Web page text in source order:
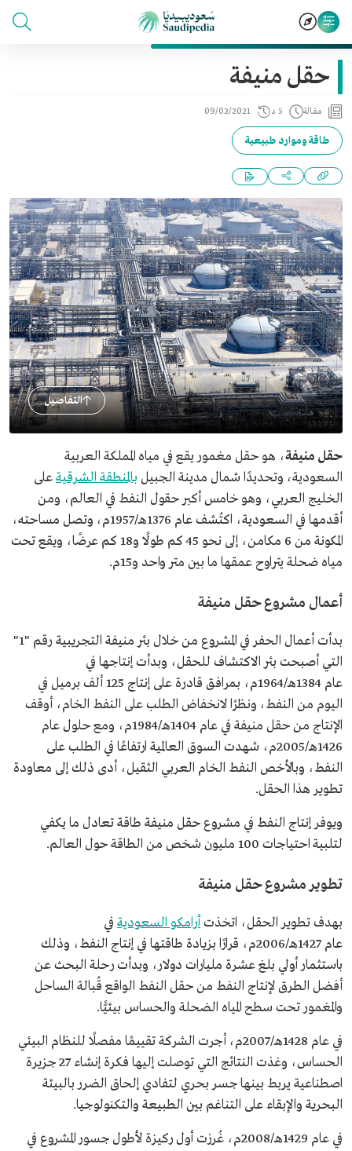
حقل منيفة
مقالة 5 د 09/02/2021
طاقة وموارد طبيعية
التفاصيل
حقل منيفة، هو حقل مغمور يقع في مياه المملكة العربية
السعودية، وتحديدًا شمال مدينة الجبيل بالمنطقة الشرقيةعلى
الخليج العربي، وهو خامس أكبر حقول النفط في العالم، ومن
أقدمها في السعودية، اكتُشف عام 1376هـ/1957م، وتصل مساحته،
المكونة من 6 مكامن، إلى نحو 45 كم طولًا و18 كم عرضًا، ويقع تحت
مياه ضحلة يتراوح عمقها ما بين متر واحد و15م.
أعمال مشروع حقل منيفة
بدأت أعمال الحفر في المشروع من خلال بئر منيفة التجريبية رقم "1"
التي أصبحت بئر الاكتشاف للحقل، وبدأت إنتاجها في
عام 1384هـ/1964م، بمرافق قادرة على إنتاج 125 ألف برميل في
اليوم من النفط، ونظرًا لانخفاض الطلب على النفط الخام، أوقف
الإنتاج من حقل منيفة في عام 1404هـ/1984م، ومع حلول عام
1426هـ/2005م، شهدت السوق العالمية ارتفاعًا في الطلب على
النفط، وبالأخص النفط الخام العربي الثقيل، أدى ذلك إلى معاودة
تطوير هذا الحقل.
ويوفر إنتاج النفط في مشروع حقل منيفة طاقة تعادل ما يكفي
لتلبية احتياجات 100 مليون شخص من الطاقة حول العالم.
تطوير مشروع حقل منيفة
بهدف تطوير الحقل، اتخذت أرامكو السعودية في
عام 1427هـ/2006م، قرارًا بزيادة طاقتها في إنتاج النفط، وذلك
باستثمار أولي بلغ عشرة مليارات دولار، وبدأت رحلة البحث عن
أفضل الطرق لإنتاج النفط من حقل النفط الواقع قُبالة الساحل
والمغمور تحت سطح المياه الضحلة والحساس بيئيًّا.
في عام 1428هـ/2007م، أجرت الشركة تقييمًا مفصلًا للنظام البيئي
الحساس، وغذت النتائج التي توصلت إليها فكرة إنشاء 27 جزيرة
اصطناعية يربط بينها جسر بحري لتفادي إلحاق الضرر بالبيئة
البحرية والإبقاء على التناغم بين الطبيعة والتكنولوجيا.
في عام 1429هـ/2008م، غُرزت أول ركيزة لأطول جسور المشروع في